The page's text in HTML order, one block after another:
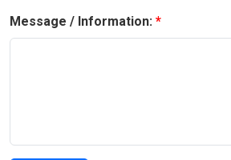
Message / Information: